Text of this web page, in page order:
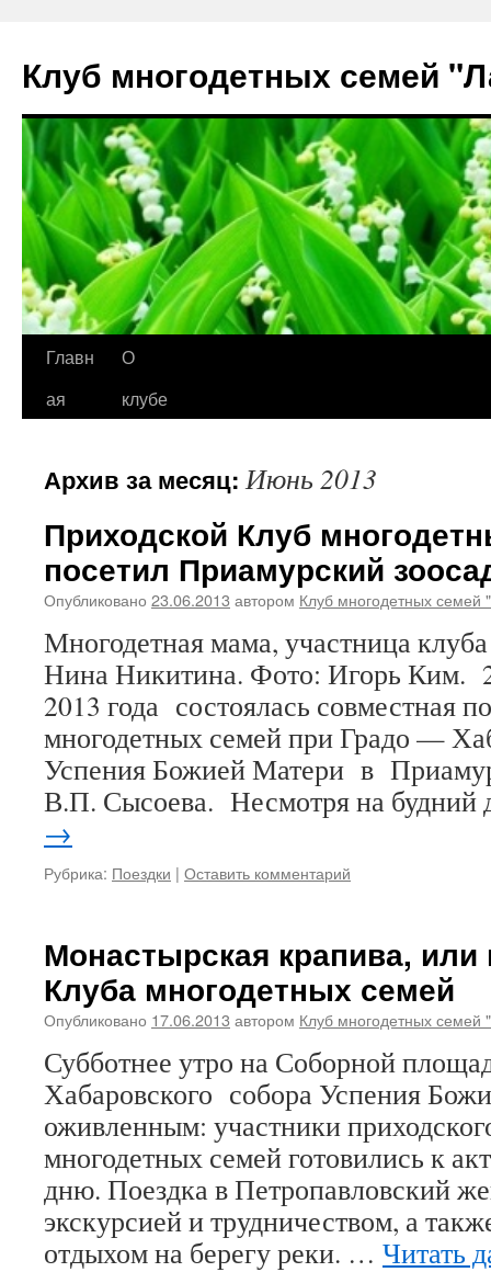
Клуб многодетных семей
Перейти
Главн
ая
О
клубе
Архив за месяц:Июнь 2013
Приходской Клуб
посетил Приамурский
Опубликовано 23.06.2013 автором Клуб многодетных
Многодетная мама, участница
Нина Никитина. Фото: Игорь Ким.
2013 года состоялась совместная
многодетных семей при Градо —
Успения Божией Матери в
В.П. Сысоева. Несмотря на
→
Рубрика: Поездки | Оставить комментарий
Монастырская крапива,
Клуба многодетных семей
Опубликовано 17.06.2013 автором Клуб многодетных
Субботнее утро на Соборной
Хабаровского собора Успения
оживленным: участники
многодетных семей готовились к
дню. Поездка в Петропавловский
экскурсией и трудничеством, а
отдыхом на берегу реки. … Читать